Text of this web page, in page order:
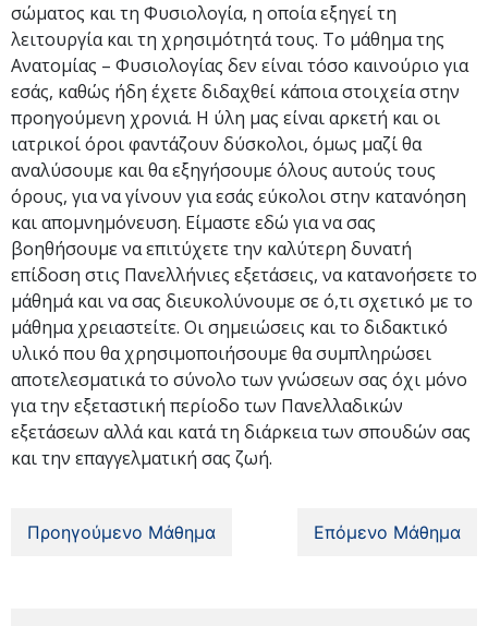
σώματος και τη Φυσιολογία, η οποία εξηγεί τη
λειτουργία και τη χρησιμότητά τους. Το μάθημα της
Ανατομίας – Φυσιολογίας δεν είναι τόσο καινούριο για
εσάς, καθώς ήδη έχετε διδαχθεί κάποια στοιχεία στην
προηγούμενη χρονιά. Η ύλη μας είναι αρκετή και οι
ιατρικοί όροι φαντάζουν δύσκολοι, όμως μαζί θα
αναλύσουμε και θα εξηγήσουμε όλους αυτούς τους
όρους, για να γίνουν για εσάς εύκολοι στην κατανόηση
και απομνημόνευση. Είμαστε εδώ για να σας
βοηθήσουμε να επιτύχετε την καλύτερη δυνατή
επίδοση στις Πανελλήνιες εξετάσεις, να κατανοήσετε το
μάθημά και να σας διευκολύνουμε σε ό,τι σχετικό με το
μάθημα χρειαστείτε. Οι σημειώσεις και το διδακτικό
υλικό που θα χρησιμοποιήσουμε θα συμπληρώσει
αποτελεσματικά το σύνολο των γνώσεων σας όχι μόνο
για την εξεταστική περίοδο των Πανελλαδικών
εξετάσεων αλλά και κατά τη διάρκεια των σπουδών σας
και την επαγγελματική σας ζωή.
Προηγούμενο Μάθημα Επόμενο Μάθημα